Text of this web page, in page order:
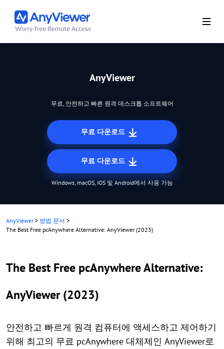
AnyViewer
무료, 안전하고 빠른 원격 데스크톱 소프트웨어
무료 다운로드
무료 다운로드
Windows, macOS, iOS 및 Android에서 사용 가능
AnyViewer > 방법 문서 >
The Best Free pcAnywhere Alternative: AnyViewer (2023)
The Best Free pcAnywhere Alternative:
AnyViewer (2023)
안전하고 빠르게 원격 컴퓨터에 액세스하고 제어하기
위해 최고의 무료 pcAnywhere 대체제인 AnyViewer로